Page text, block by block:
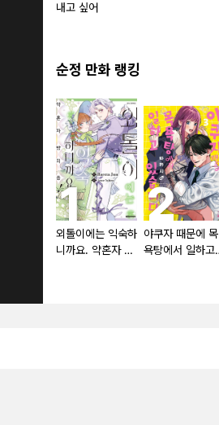
내고 싶어
순정 만화 랭킹
외톨이에는 익숙하
니까요. 약혼자 방
야쿠자 때문에 목
욕탕에서 일하고